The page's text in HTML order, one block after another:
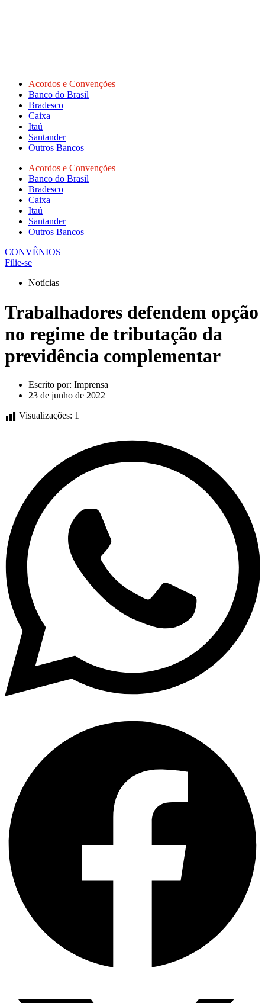
Acordos e Convenções
Banco do Brasil
Bradesco
Caixa
Itaú
Santander
Outros Bancos
Acordos e Convenções
Banco do Brasil
Bradesco
Caixa
Itaú
Santander
Outros Bancos
CONVÊNIOS
Filie-se
Notícias
Trabalhadores defendem opção
no regime de tributação da
previdência complementar
Escrito por: Imprensa
23 de junho de 2022
Visualizações: 1